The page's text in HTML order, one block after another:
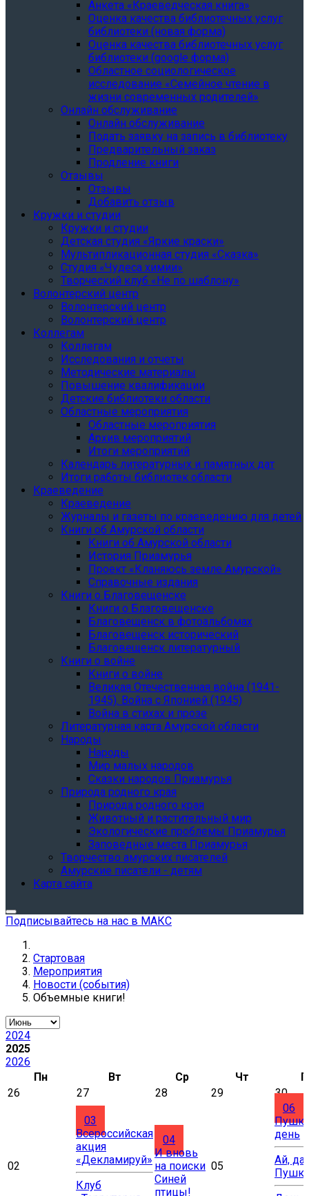
Анкета «Краеведческая книга»
Oценка качества библиотечных услуг
библиотеки (новая форма)
Oценка качества библиотечных услуг
библиотеки (google форма)
Областное социологическое
исследование «Семейное чтение в
жизни современных родителей»
Онлайн обслуживание
Онлайн обслуживание
Подать заявку на запись в библиотеку
Предварительный заказ
Продление книги
Отзывы
Отзывы
Добавить отзыв
Кружки и студии
Кружки и студии
Детская студия «Яркие краски»
Мультипликационная студия «Сказка»
Студия «Чудеса химии»
Творческий клуб «Не по шаблону»
Волонтерский центр
Волонтерский центр
Волонтерский центр
Коллегам
Коллегам
Исследования и отчеты
Методические материалы
Повышение квалификации
Детские библиотеки области
Областные мероприятия
Областные мероприятия
Архив мероприятий
Итоги мероприятий
Календарь литературных и памятных дат
Итоги работы библиотек области
Краеведение
Краеведение
Журналы и газеты по краеведению для детей
Книги об Амурской области
Книги об Амурской области
История Приамурья
Проект «Кланяюсь земле Амурской»
Справочные издания
Книги о Благовещенске
Книги о Благовещенске
Благовещенск в фотоальбомах
Благовещенск исторический
Благовещенск литературный
Книги о войне
Книги о войне
Великая Отечественная война (1941-
1945). Война с Японией (1945)
Война в стихах и прозе
Литературная карта Амурской области
Народы
Народы
Мир малых народов
Сказки народов Приамурья
Природа родного края
Природа родного края
Животный и растительный мир
Экологические проблемы Приамурья
Заповедные места Приамурья
Творчество амурских писателей
Амурские писатели - детям
Карта сайта
Подписывайтесь на нас в МАКС
Стартовая
Мероприятия
Новости (события)
Объемные книги!
2024
2025
2026
Пн
Вт Ср Чт
26
27 28 29 30
02
03
Всероссийская
акция
«Декламируй»
Клуб
04
И вновь
на поиски
Синей
птицы!
05
06
день
Ай, да